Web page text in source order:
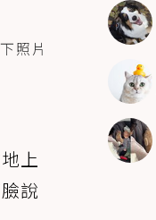
照片
上
說